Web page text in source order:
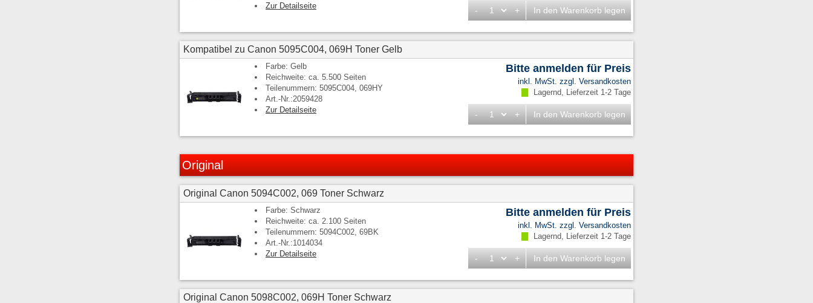
Zur Detailseite
- + In den Warenkorb legen
Kompatibel zu Canon 5095C004, 069H Toner Gelb
Farbe: Gelb
Reichweite: ca. 5.500 Seiten
Teilenummern: 5095C004, 069HY
Art.-Nr.:2059428
Zur Detailseite
Bitte anmelden für Preis
inkl. MwSt. zzgl. Versandkosten
Lagernd, Lieferzeit 1-2 Tage
- + In den Warenkorb legen
Original
Original Canon 5094C002, 069 Toner Schwarz
Farbe: Schwarz
Reichweite: ca. 2.100 Seiten
Teilenummern: 5094C002, 69BK
Art.-Nr.:1014034
Zur Detailseite
Bitte anmelden für Preis
inkl. MwSt. zzgl. Versandkosten
Lagernd, Lieferzeit 1-2 Tage
- + In den Warenkorb legen
Original Canon 5098C002, 069H Toner Schwarz